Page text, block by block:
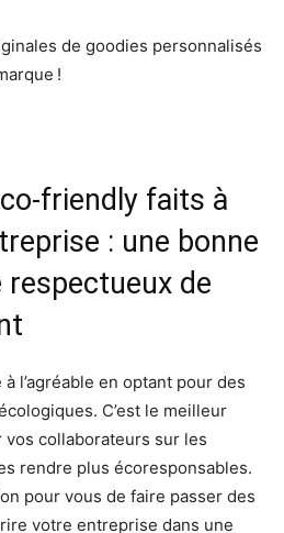
de goodies personnalisés
!
friendly faits à
: une bonne
respectueux de
l’agréable en optant pour des
C’est le meilleur
collaborateurs sur les
rendre plus écoresponsables.
pour vous de faire passer des
votre entreprise dans une